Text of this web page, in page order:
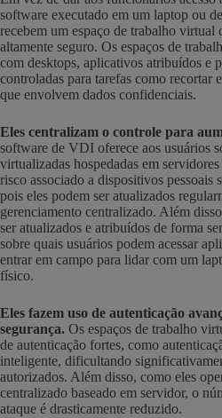
software executado em um laptop ou
recebem um espaço de trabalho virtual
altamente seguro. Os espaços de
com desktops, aplicativos atribuídos e
controladas para tarefas como recortar
que envolvem dados confidenciais.
Eles centralizam o controle para
software de VDI oferece aos usuários
virtualizadas hospedadas em
risco associado a dispositivos pessoais
pois eles podem ser atualizados
gerenciamento centralizado. Além
ser atualizados e atribuídos de forma
sobre quais usuários podem acessar
entrar em campo para lidar com um
físico.
Eles fazem uso de autenticação
segurança. Os espaços de trabalho
de autenticação fortes, como
inteligente, dificultando
autorizados. Além disso, como eles
centralizado baseado em servidor, o
ataque é drasticamente reduzido.